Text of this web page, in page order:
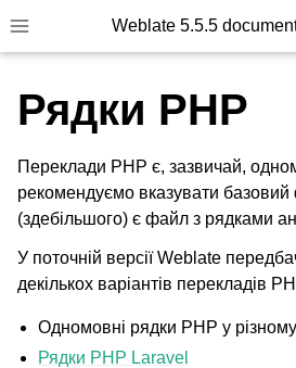
Toggle site navigation sidebar
Weblate 5.5.5
Рядки PHP
Переклади PHP є, зазвичай,
рекомендуємо вказувати
(здебільшого) є файл з рядками
У поточній версії Weblate
декількох варіантів перекладів
Одномовні рядки PHP у різному
Рядки PHP Laravel